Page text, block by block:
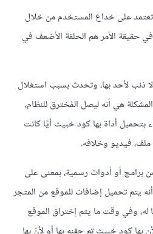
تعتمد على خداع المستخدم من خلال
حقيقة الأمر هم الحلقة الأضعف في
ذنب لأحد بها، وتحدث بسبب استغلال
هي أنه ليصل المُخترق للنظام،
أداة بها كود خبيث أيًا كانت
ملف، فيديو وخلافه.
برامج أو أدوات رسمية، بمعنى على
يتم تحميل إضافات للموقع من المتجر
وفي وقت ما يتم إختراق الموقع